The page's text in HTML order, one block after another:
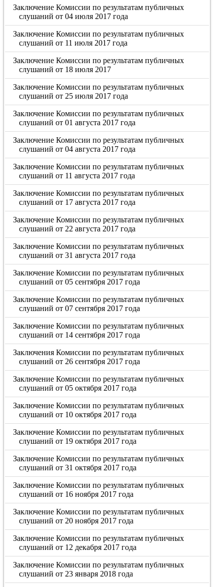
Заключение Комиссии по результатам публичных
слушаний от 04 июля 2017 года
Заключение Комиссии по результатам публичных
слушаний от 11 июля 2017 года
Заключение Комиссии по результатам публичных
слушаний от 18 июля 2017
Заключение Комиссии по результатам публичных
слушаний от 25 июля 2017 года
Заключение Комиссии по результатам публичных
слушаний от 01 августа 2017 года
Заключение Комиссии по результатам публичных
слушаний от 04 августа 2017 года
Заключение Комиссии по результатам публичных
слушаний от 11 августа 2017 года
Заключение Комиссии по результатам публичных
слушаний от 17 августа 2017 года
Заключение Комиссии по результатам публичных
слушаний от 22 августа 2017 года
Заключение Комиссии по результатам публичных
слушаний от 31 августа 2017 года
Заключение Комиссии по результатам публичных
слушаний от 05 сентября 2017 года
Заключение Комиссии по результатам публичных
слушаний от 07 сентября 2017 года
Заключение Комиссии по результатам публичных
слушаний от 14 сентября 2017 года
Заключения Комиссии по результатам публичных
слушаний от 26 сентября 2017 года
Заключение Комиссии по результатам публичных
слушаний от 05 октября 2017 года
Заключение Комиссии по результатам публичных
слушаний от 10 октября 2017 года
Заключение Комиссии по результатам публичных
слушаний от 19 октября 2017 года
Заключение Комиссии по результатам публичных
слушаний от 31 октября 2017 года
Заключение Комиссии по результатам публичных
слушаний от 16 ноября 2017 года
Заключение Комиссии по результатам публичных
слушаний от 20 ноября 2017 года
Заключение Комиссии по результатам публичных
слушаний от 12 декабря 2017 года
Заключение Комиссии по результатам публичных
слушаний от 23 января 2018 года